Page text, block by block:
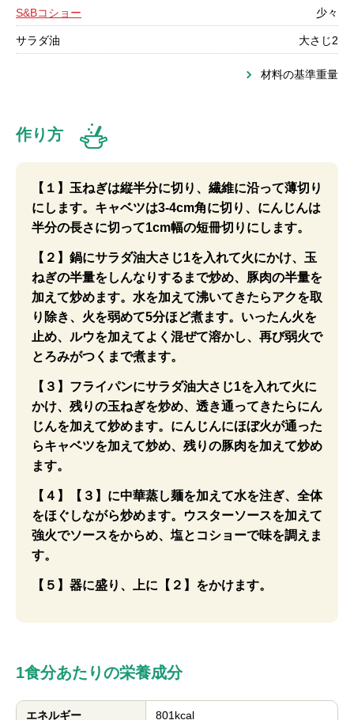
S&Bコショー 少々
サラダ油 大さじ2
材料の基準重量
作り方
【１】玉ねぎは縦半分に切り、繊維に沿って薄切り
にします。キャベツは3-4cm角に切り、にんじんは
半分の長さに切って1cm幅の短冊切りにします。
【２】鍋にサラダ油大さじ1を入れて火にかけ、玉
ねぎの半量をしんなりするまで炒め、豚肉の半量を
加えて炒めます。水を加えて沸いてきたらアクを取
り除き、火を弱めて5分ほど煮ます。いったん火を
止め、ルウを加えてよく混ぜて溶かし、再び弱火で
とろみがつくまで煮ます。
【３】フライパンにサラダ油大さじ1を入れて火に
かけ、残りの玉ねぎを炒め、透き通ってきたらにん
じんを加えて炒めます。にんじんにほぼ火が通った
らキャベツを加えて炒め、残りの豚肉を加えて炒め
ます。
【４】【３】に中華蒸し麺を加えて水を注ぎ、全体
をほぐしながら炒めます。ウスターソースを加えて
強火でソースをからめ、塩とコショーで味を調えま
す。
【５】器に盛り、上に【２】をかけます。
1食分あたりの栄養成分
エネルギー 801kcal